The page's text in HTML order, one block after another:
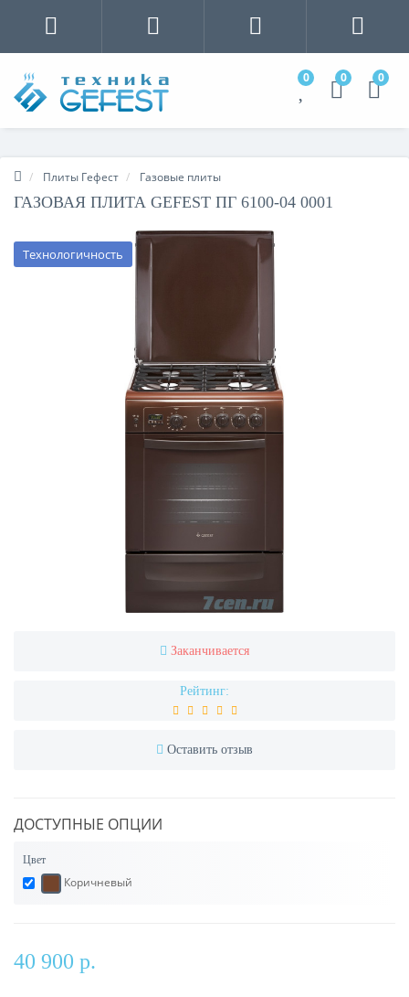
0 0 0
Плиты Гефест Газовые плиты
ГАЗОВАЯ ПЛИТА GEFEST ПГ 6100-04 0001
Технологичность
Заканчивается
Рейтинг:
Оставить отзыв
ДОСТУПНЫЕ ОПЦИИ
Цвет
Коричневый
40 900 р.